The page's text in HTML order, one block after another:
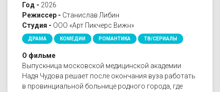
Год - 2026
Режиссер - Станислав Либин
Студия - ООО «Арт Пикчерс Вижн»
ДРАМА КОМЕДИИ РОМАНТИКА ТВ/СЕРИАЛЫ
О фильме
Выпускница московской медицинской академии
Надя Чудова решает после окончания вуза работать
в провинциальной больнице родного города, где